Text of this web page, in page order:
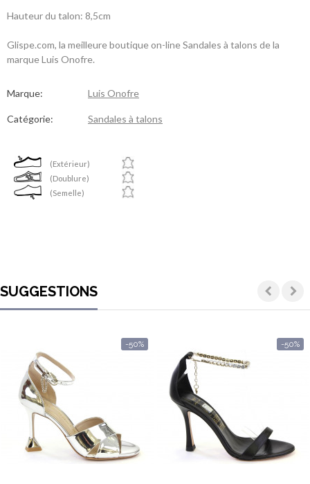
Hauteur du talon: 8,5cm
Glispe.com, la meilleure boutique on-line Sandales à talons de la
marque Luis Onofre.
Marque: Luis Onofre
Catégorie: Sandales à talons
(Extérieur)
(Doublure)
(Semelle)
SUGGESTIONS
-50% -50%